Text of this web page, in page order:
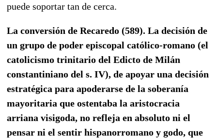
puede soportar tan de cerca.
La conversión de Recaredo (589). La decisión de
un grupo de poder episcopal católico-romano (el
catolicismo trinitario del Edicto de Milán
constantiniano del s. IV), de apoyar una decisión
estratégica para apoderarse de la soberanía
mayoritaria que ostentaba la aristocracia
arriana visigoda, no refleja en absoluto ni el
pensar ni el sentir hispanorromano y godo, que